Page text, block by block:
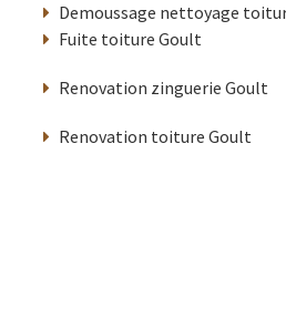
Demoussage nettoyage
Fuite toiture Goult
Renovation zinguerie Goult
Renovation toiture Goult